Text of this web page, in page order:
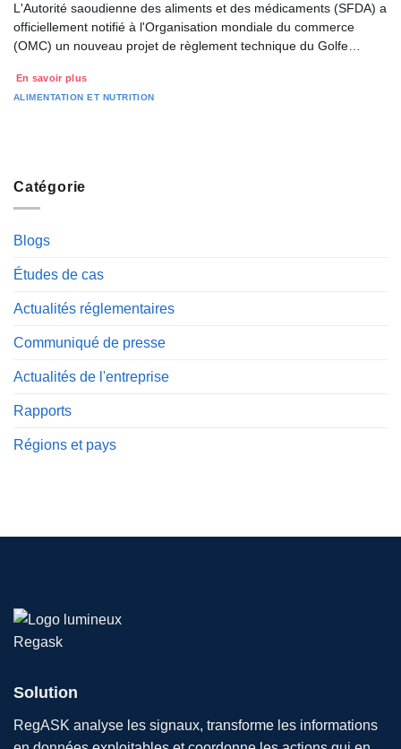
Catégorie
Blogs
Études de cas
Actualités réglementaires
Communiqué de presse
Actualités de l'entreprise
Rapports
Régions et pays
L'Autorité saoudienne des aliments et des médicaments (SFDA) a
officiellement notifié à l'Organisation mondiale du commerce
(OMC) un nouveau projet de règlement technique du Golfe…
En savoir plus
ALIMENTATION ET NUTRITION
Solution
RegASK analyse les signaux, transforme les informations